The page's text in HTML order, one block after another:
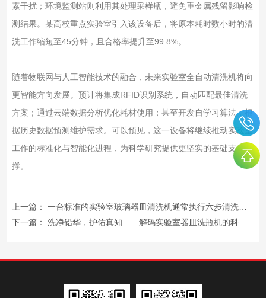
素干扰；环境监测站则利用其处理采样瓶，避免重金属残留影响检
测结果。某高校重点实验室引入该设备后，将原本耗时数小时的清
洗工作缩短至45分钟，且合格率提升至99.8%。
随着物联网与人工智能技术的融合，未来实验室全自动清洗机将向
更智能方向发展。预计将集成RFID识别系统，自动匹配最佳清洗
方案；通过云端数据分析优化耗材使用；甚至开发自学习算法，根
据历史数据预测维护需求。可以预见，这一设备将继续推动实验室
工作的标准化与智能化进程，为科学研究提供更坚实的基础支
撑。
上一篇： 一台标准的实验室玻璃器皿清洗机通常执行六步清洗程序
下一篇： 洗净铅华，护佑真知——解码实验室器皿洗瓶机的科学使命